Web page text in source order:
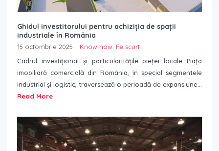
Ghidul investitorului pentru achiziția de spații
industriale în România
15 octombrie 2025
Know how. Pe scurt
Cadrul investițional și particularitățile pieței locale Piața
imobiliară comercială din România, în special segmentele
industrial și logistic, traversează o perioadă de expansiune...
Read More